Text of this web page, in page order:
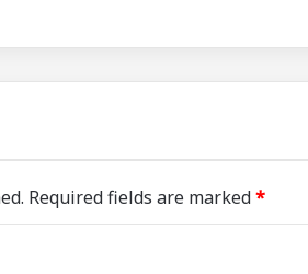
Required fields are marked*